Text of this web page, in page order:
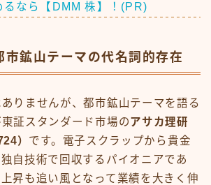
るなら【DMM 株】！(PR)
市鉱山テーマの代名詞的存在
りませんが、都市鉱山テーマを語る
東証スタンダード市場のアサカ理研
） です。電子スクラップから貴金
自技術で回収するパイオニアであ
昇も追い風となって業績を大きく伸